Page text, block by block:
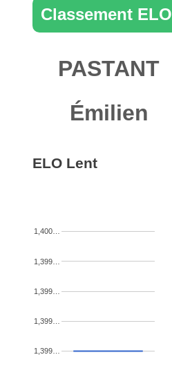
Classement ELO
PASTANT
Émilien
ELO Lent
1,399…
1,399…
1,399…
1,399…
1,400…